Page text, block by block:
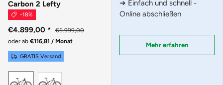
Carbon 2 Lefty
-18%
€4.899,00 *
€5.999,00
oder ab €116,81 / Monat
GRATIS Versand
Smoke Black
➔ Einfach und schnell -
Online abschließen
Mehr erfahren